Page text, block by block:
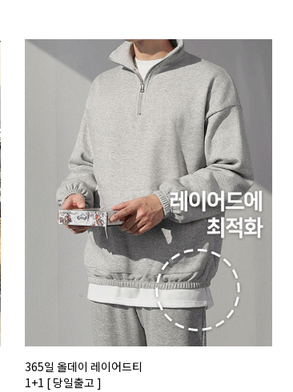
365일 올데이 레이어드티
1+1 [ 당일출고 ]